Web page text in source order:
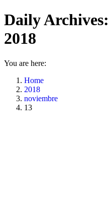
Daily Archives:
2018
You are here:
Home
2018
noviembre
13